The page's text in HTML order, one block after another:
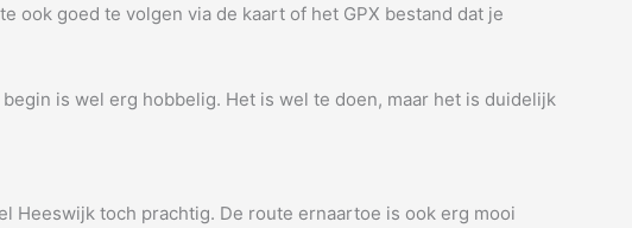
ook goed te volgen via de kaart of het GPX bestand dat je
is wel erg hobbelig. Het is wel te doen, maar het is duidelijk
Heeswijk toch prachtig. De route ernaartoe is ook erg mooi